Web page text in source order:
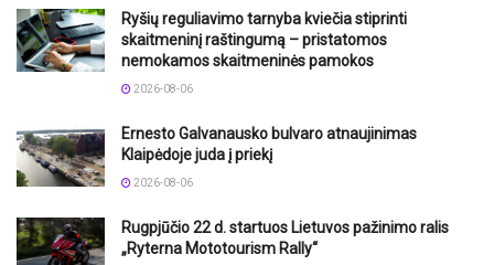
Ryšių reguliavimo tarnyba kviečia stiprinti
skaitmeninį raštingumą – pristatomos
nemokamos skaitmeninės pamokos
2026-08-06
Ernesto Galvanausko bulvaro atnaujinimas
Klaipėdoje juda į priekį
2026-08-06
Rugpjūčio 22 d. startuos Lietuvos pažinimo ralis
„Ryterna Mototourism Rally“